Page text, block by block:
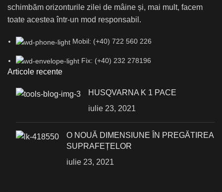
schimbăm orizonturile zilei de mâine și, mai mult, facem
toate acestea într-un mod responsabil.
Mobil: (+40) 722 560 226
Fix: (+40) 232 278196
Articole recente
HUSQVARNA K 1 PACE
iulie 23, 2021
О NOUĂ DIMENSIUNE ÎN PREGĂTIREA
SUPRAFEȚELOR
iulie 23, 2021